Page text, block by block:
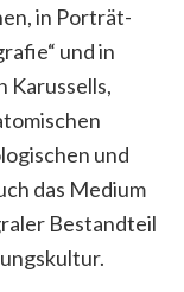
in Porträt-
und in
Karussells,
und
das Medium
Bestandteil